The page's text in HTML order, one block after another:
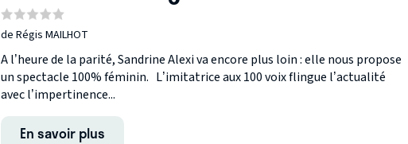
de Régis MAILHOT
A l’heure de la parité, Sandrine Alexi va encore plus loin : elle nous propose
un spectacle 100% féminin. L’imitatrice aux 100 voix flingue l’actualité
avec l’impertinence...
En savoir plus